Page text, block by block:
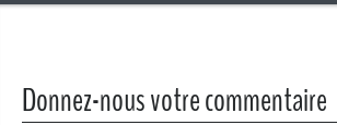
Donnez-nous votre commentaire